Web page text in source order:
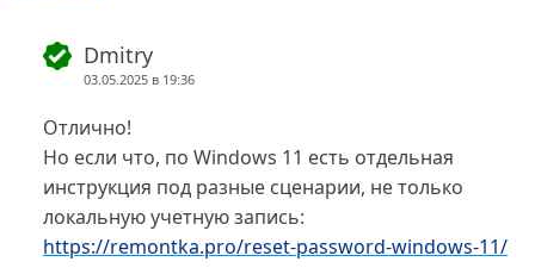
Dmitry
03.05.2025 в 19:36
Отлично!
Но если что, по Windows 11 есть отдельная
инструкция под разные сценарии, не только
локальную учетную запись:
https://remontka.pro/reset-password-windows-11/